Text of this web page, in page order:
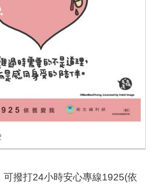
可撥打24小時安心專線1925(依